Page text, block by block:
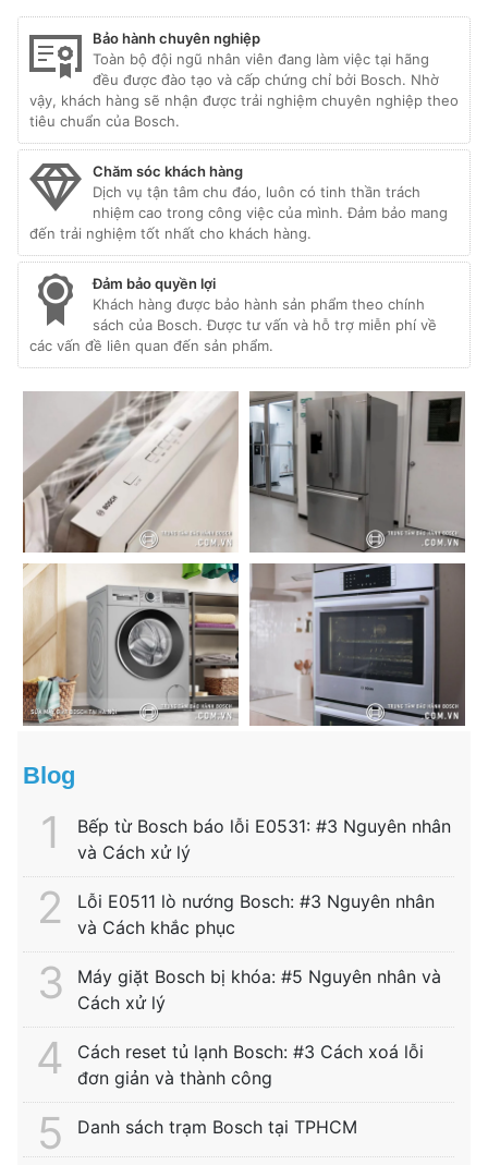
Bảo hành chuyên nghiệp
Toàn bộ đội ngũ nhân viên đang làm việc tại hãng
đều được đào tạo và cấp chứng chỉ bởi Bosch. Nhờ
vậy, khách hàng sẽ nhận được trải nghiệm chuyên nghiệp theo
tiêu chuẩn của Bosch.
Chăm sóc khách hàng
Dịch vụ tận tâm chu đáo, luôn có tinh thần trách
nhiệm cao trong công việc của mình. Đảm bảo mang
đến trải nghiệm tốt nhất cho khách hàng.
Đảm bảo quyền lợi
Khách hàng được bảo hành sản phẩm theo chính
sách của Bosch. Được tư vấn và hỗ trợ miễn phí về
các vấn đề liên quan đến sản phẩm.
Blog
Bếp từ Bosch báo lỗi E0531: #3 Nguyên nhân
và Cách xử lý
Lỗi E0511 lò nướng Bosch: #3 Nguyên nhân
và Cách khắc phục
Máy giặt Bosch bị khóa: #5 Nguyên nhân và
Cách xử lý
Cách reset tủ lạnh Bosch: #3 Cách xoá lỗi
đơn giản và thành công
Danh sách trạm Bosch tại TPHCM